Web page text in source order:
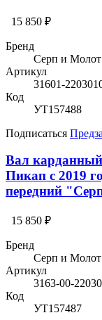
15 850 ₽
Бренд
Серп и Молот
Артикул
31601-
Код
УТ157488
Подписаться
Вал
Пикап с 2019
передний
15 850 ₽
Бренд
Серп и Молот
Артикул
3163-00-
Код
УТ157487